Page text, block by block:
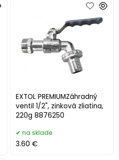
EXTOL PREMIUMZáhradný
ventil 1/2", zinková zliatina,
220g 8876250
na sklade
3.60 €